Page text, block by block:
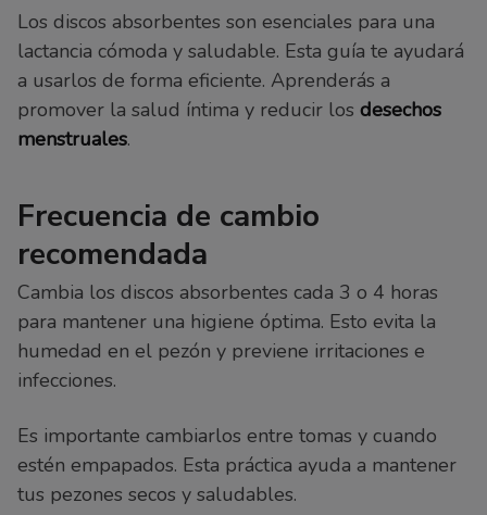
Los discos absorbentes son esenciales para una
lactancia cómoda y saludable. Esta guía te ayudará
a usarlos de forma eficiente. Aprenderás a
promover la salud íntima y reducir los desechos
menstruales.
Frecuencia de cambio
recomendada
Cambia los discos absorbentes cada 3 o 4 horas
para mantener una higiene óptima. Esto evita la
humedad en el pezón y previene irritaciones e
infecciones.
Es importante cambiarlos entre tomas y cuando
estén empapados. Esta práctica ayuda a mantener
tus pezones secos y saludables.